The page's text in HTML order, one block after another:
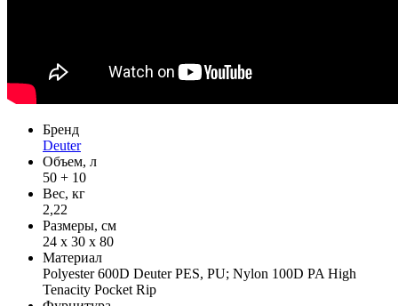
Бренд
Deuter
Объем, л
50 + 10
Вес, кг
2,22
Размеры, см
24 х 30 х 80
Материал
Polyester 600D Deuter PES, PU; Nylon 100D PA High
Tenacity Pocket Rip